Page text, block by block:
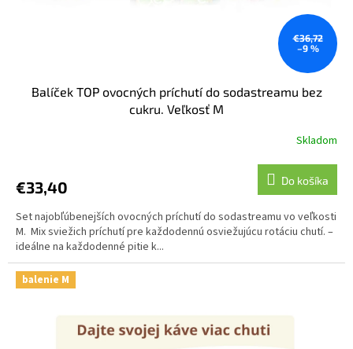
€36,72
–9 %
Balíček TOP ovocných príchutí do sodastreamu bez
cukru. Veľkosť M
Skladom
€33,40 Do košíka
Set najobľúbenejších ovocných príchutí do sodastreamu vo veľkosti
M. Mix sviežich príchutí pre každodennú osviežujúcu rotáciu chutí. –
ideálne na každodenné pitie k...
balenie M